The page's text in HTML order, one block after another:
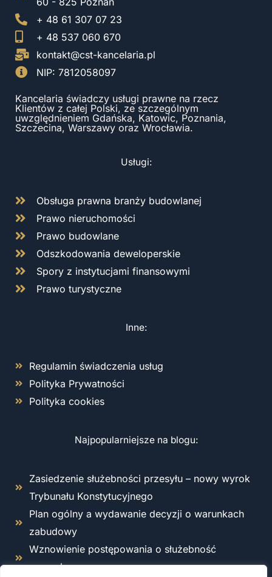
+ 48 61 307 07 23
+ 48 537 060 670
kontakt@cst-kancelaria.pl
NIP: 7812058097
Kancelaria świadczy usługi prawne na rzecz
Klientów z całej Polski, ze szczególnym
uwzględnieniem Gdańska, Katowic, Poznania,
Szczecina, Warszawy oraz Wrocławia.
Usługi:
Obsługa prawna branży budowlanej
Prawo nieruchomości
Prawo budowlane
Odszkodowania deweloperskie
Spory z instytucjami finansowymi
Prawo turystyczne
Inne:
Regulamin świadczenia usług
Polityka Prywatności
Polityka cookies
Najpopularniejsze na blogu:
Zasiedzenie służebności przesyłu – nowy wyrok
Trybunału Konstytucyjnego
Plan ogólny a wydawanie decyzji o warunkach
zabudowy
Wznowienie postępowania o służebność
przesyłu